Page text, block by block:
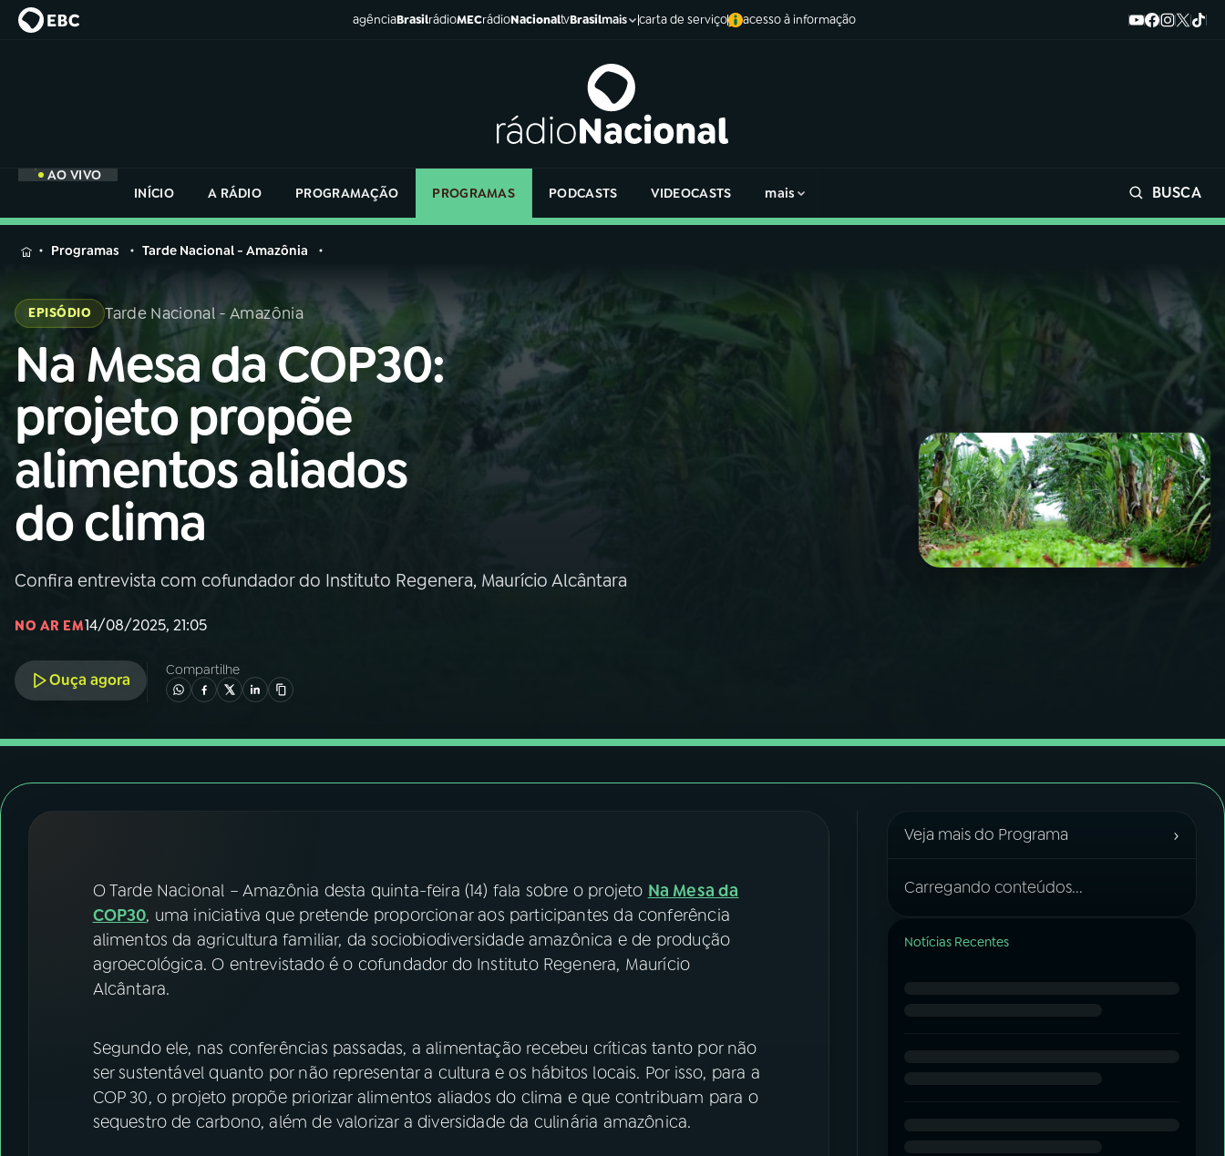
agênciaBrasilrádioMECrádioNacionaltvBrasilmais carta de serviço acesso à informação
AO VIVO
INÍCIO
A RÁDIO PROGRAMAÇÃO PROGRAMAS PODCASTS VIDEOCASTS mais BUSCA
MENU
Buscar
na
Rádio
Nacional
01INÍCIO
02A RÁDIO
03PROGRAMAÇÃO
05PODCASTS
FESTIVAL DE MÚSICA
ACOMPANHE A RÁDIO NACIONAL
na
Rádio
Nacional
Programas Tarde Nacional - Amazônia
EPISÓDIO Tarde Nacional - Amazônia
Na Mesa da COP30:
projeto propõe
alimentos aliados
do clima
Confira entrevista com cofundador do Instituto Regenera, Maurício Alcântara
NO AR EM14/08/2025, 21:05
Ouça agora
Compartilhe
O Tarde Nacional – Amazônia desta quinta-feira (14) fala sobre o projeto Na Mesa da
COP30, uma iniciativa que pretende proporcionar aos participantes da conferência
alimentos da agricultura familiar, da sociobiodiversidade amazônica e de produção
agroecológica. O entrevistado é o cofundador do Instituto Regenera, Maurício
Alcântara.
Segundo ele, nas conferências passadas, a alimentação recebeu críticas tanto por não
ser sustentável quanto por não representar a cultura e os hábitos locais. Por isso, para a
COP 30, o projeto propõe priorizar alimentos aliados do clima e que contribuam para o
sequestro de carbono, além de valorizar a diversidade da culinária amazônica.
Veja mais do Programa ›
Carregando conteúdos...
Notícias Recentes